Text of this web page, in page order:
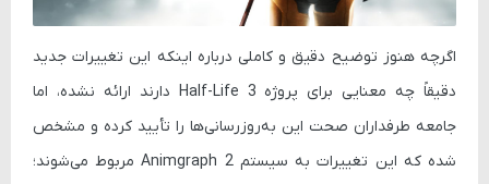
اگرچه هنوز توضیح دقیق و کاملی درباره اینکه این تغییرات جدید
دقیقاً چه معنایی برای پروژه Half-Life 3 دارند ارائه نشده، اما
جامعه طرفداران صحت این به‌روزرسانی‌ها را تأیید کرده و مشخص
شده که این تغییرات به سیستمAnimgraph 2مربوط می‌شوند؛